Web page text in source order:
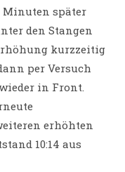
Minuten später
den Stangen
kurzzeitig
per Versuch
in Front.
erhöhten
10:14 aus